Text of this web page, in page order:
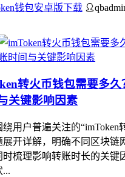
钱包安卓版下载
转火币钱包需要多
关键影响因素
绕用户普遍关注的“imToken
展开详解，明确不同区块链
时梳理影响转账时长的关键
...